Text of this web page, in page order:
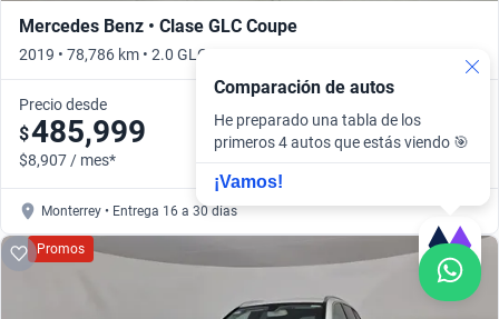
Mercedes Benz • Clase GLC Coupe
2019 • 78,786 km • 2.0 GLC 300 COUPE AVANTGARDE AUTO 4WD •
Automático
Precio desde
$485,999
$8,907 / mes*
Monterrey • Entrega 16 a 30 días
Promos
Comparación de autos
He preparado una tabla de los
primeros 4 autos que estás viendo 🎯
¡Vamos!